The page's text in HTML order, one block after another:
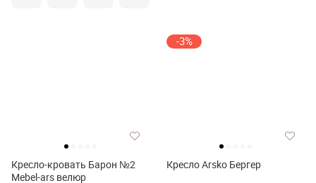
Кресло-кровать Барон №2
Mebel-ars велюр
-3%
Кресло Arsko Бергер